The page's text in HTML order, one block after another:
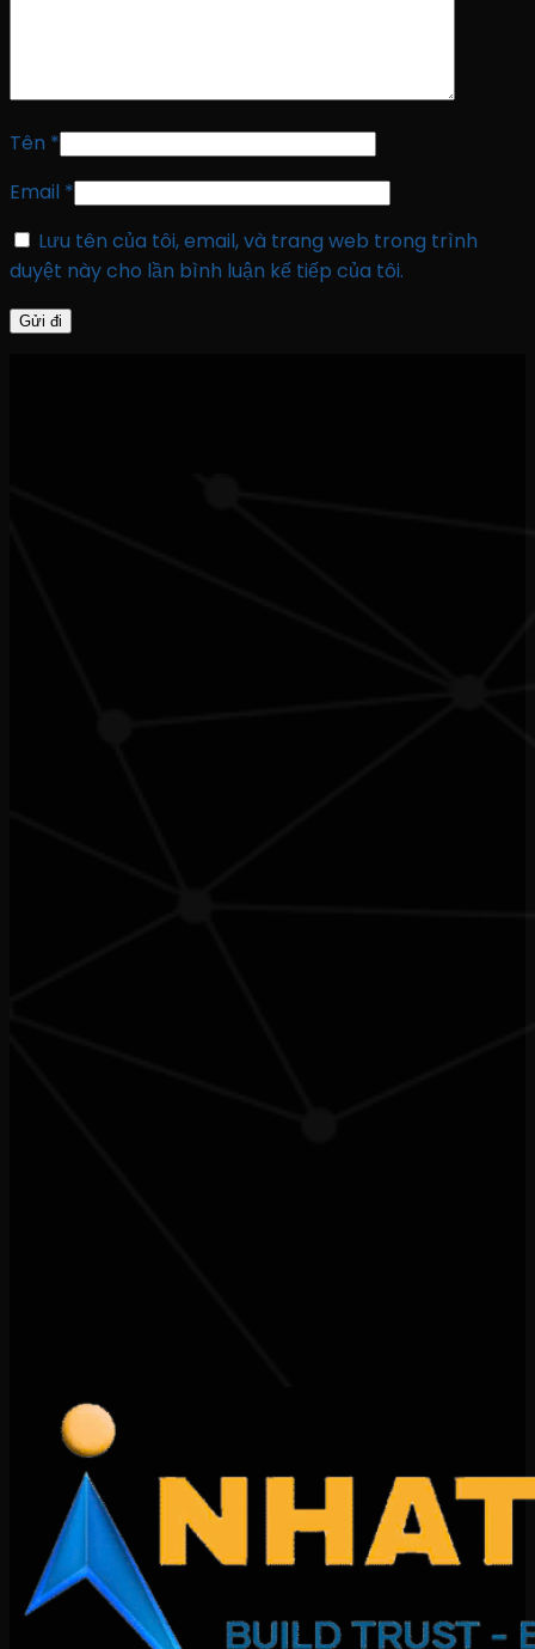
Tên *
Email *
Lưu tên của tôi, email, và trang web trong trình
duyệt này cho lần bình luận kế tiếp của tôi.